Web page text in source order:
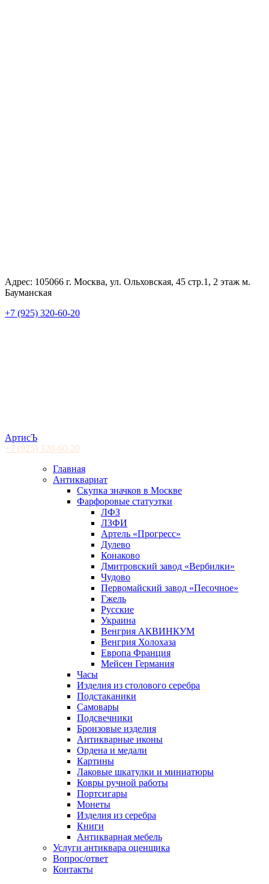
Адрес: 105066 г. Москва, ул. Ольховская, 45 стр.1, 2 этаж м.
Бауманская
+7 (925) 320-60-20
АртисЪ
+7 (925) 320-60-20
Главная
Антиквариат
Скупка значков в Москве
Фарфоровые статуэтки
ЛФЗ
ЛЗФИ
Артель «Прогресс»
Дулево
Конаково
Дмитровский завод «Вербилки»
Чудово
Первомайский завод «Песочное»
Гжель
Русские
Украина
Венгрия АКВИНКУМ
Венгрия Холохаза
Европа Франция
Мейсен Германия
Часы
Изделия из столового серебра
Подстаканики
Самовары
Подсвечники
Бронзовые изделия
Антикварные иконы
Ордена и медали
Картины
Лаковые шкатулки и миниатюры
Ковры ручной работы
Портсигары
Монеты
Изделия из серебра
Книги
Антикварная мебель
Услуги антиквара оценщика
Вопрос/ответ
Контакты